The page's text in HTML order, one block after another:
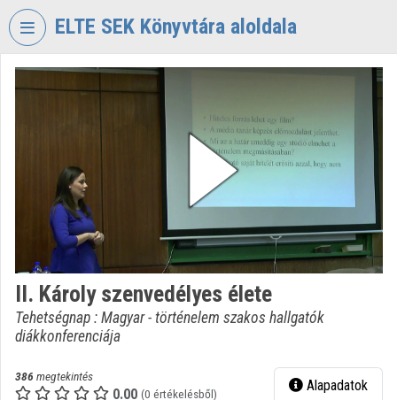
Fejléc kihagyása
ELTE SEK Könyvtára aloldala
TORIUM
SAVARIA
KÖNYVTÁR
LEVÉLTÁR
Intézményi kezdőlap
Bejelentkezés
Intézményi felfedezés
Kategóriák
II. Károly szenvedélyes élete
Tehetségnap : Magyar - történelem szakos hallgatók
diákkonferenciája
386 megtekintés
0.00 (0 értékelésből) Alapadatok